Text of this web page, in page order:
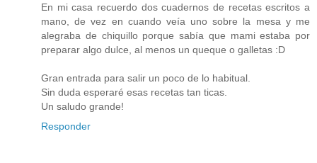
En mi casa recuerdo dos cuadernos de recetas escritos a
mano, de vez en cuando veía uno sobre la mesa y me
alegraba de chiquillo porque sabía que mami estaba por
preparar algo dulce, al menos un queque o galletas :D
Gran entrada para salir un poco de lo habitual.
Sin duda esperaré esas recetas tan ticas.
Un saludo grande!
Responder